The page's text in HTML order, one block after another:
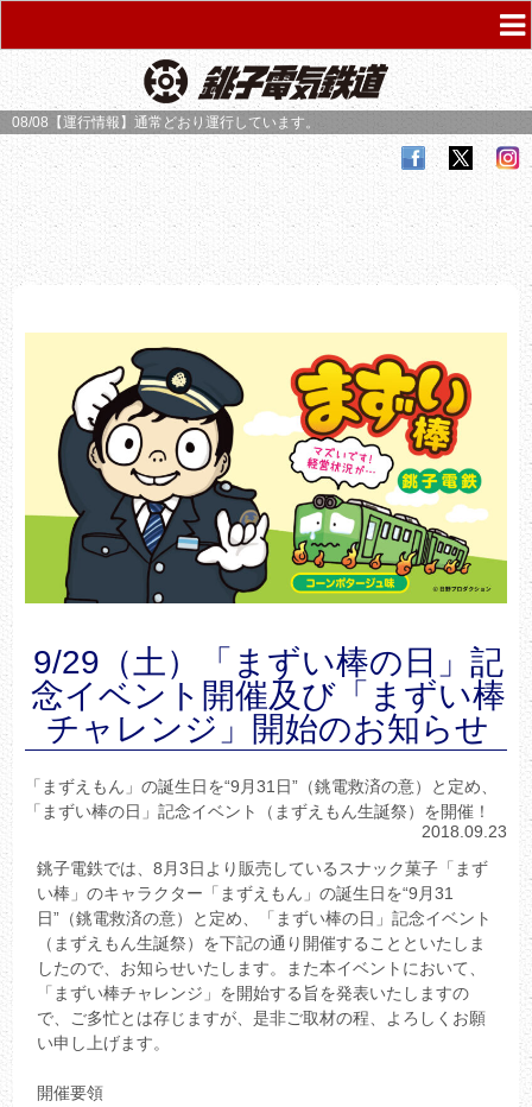
08/08【運行情報】 通常どおり運行しています。
9/29（土）「まずい棒の日」記
念イベント開催及び「まずい棒
チャレンジ」開始のお知らせ
「まずえもん」の誕生日を“9月31日”（銚電救済の意）と定め、
「まずい棒の日」記念イベント（まずえもん生誕祭）を開催！
2018.09.23
銚子電鉄では、8月3日より販売しているスナック菓子「まず
い棒」のキャラクター「まずえもん」の誕生日を“9月31
日”（銚電救済の意）と定め、「まずい棒の日」記念イベント
（まずえもん生誕祭）を下記の通り開催することといたしま
したので、お知らせいたします。また本イベントにおいて、
「まずい棒チャレンジ」を開始する旨を発表いたしますの
で、ご多忙とは存じますが、是非ご取材の程、よろしくお願
い申し上げます。
開催要領